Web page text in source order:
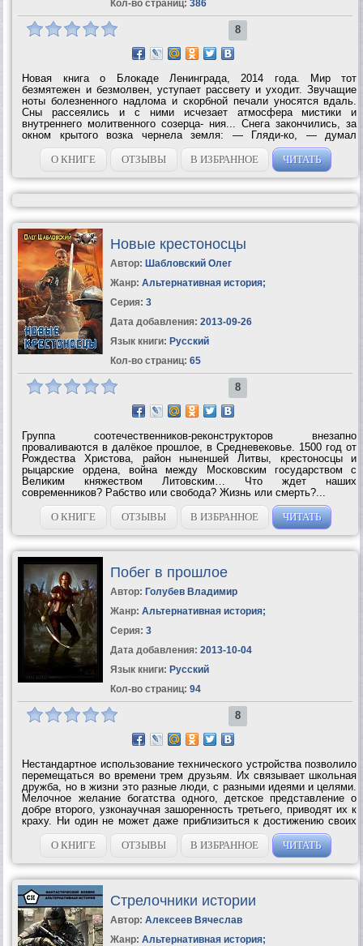
Кол-во страниц: 386
8
Новая книга о Блокаде Ленинграда, 2014 года. Мир тот
безмятежен и безмолвен, уступает рассвету и уходит. Звучащие
ноты болезненного надлома и скорбной печали уносятся вдаль.
Сны рассеялись и с ними исчезает атмосфера мистики и
внутреннего молитвенного созерца- ния... Снега закончились, за
окном крытого возка чернела земля: — Гляди-ко, — думал
Демидов, — на Урале морозы, птица на лету замерзает, а здесь
тепло и сыро что осенью, там снегов...
О КНИГЕ ОТЗЫВЫ В ИЗБРАННОЕ ЧИТАТЬ
Новые крестоносцы
Автор: Шабловский Олег
Жанр: Альтернативная история;
Серия: 3
Дата добавления: 2013-09-26
Язык книги: Русский
Кол-во страниц: 65
8
Группа соотечественников-реконструкторов внезапно
проваливаются в далёкое прошлое, в Средневековье. 1500 год от
Рождества Христова, район ныненшей Литвы, крестоносцы и
рыцарские ордена, война между Московским государством с
Великим княжеством Литовским… Что ждет наших
современников? Рабство или свобода? Жизнь или смерть?...
О КНИГЕ
ОТЗЫВЫ В ИЗБРАННОЕ ЧИТАТЬ
Побег в прошлое
Автор: Голубев Владимир
Жанр: Альтернативная история;
Серия: 3
Дата добавления: 2013-10-04
Язык книги: Русский
Кол-во страниц: 94
8
Нестандартное использование технического устройства позволило
перемещаться во времени трем друзьям. Их связывает школьная
дружба, но в жизни это разные люди, с разными идеями и целями.
Мелочное желание богатства одного, детское представление о
добре второго, узконаучная зашоренность третьего, приводят их к
краху. Ни один не может даже приблизиться к достижению своих
целей. «Внимание» бандитов, а потом спецслужб, вынуждает их...
О КНИГЕ
ОТЗЫВЫ В ИЗБРАННОЕ ЧИТАТЬ
Стрелочники истории
Автор: Алексеев Вячеслав
Жанр: Альтернативная история;